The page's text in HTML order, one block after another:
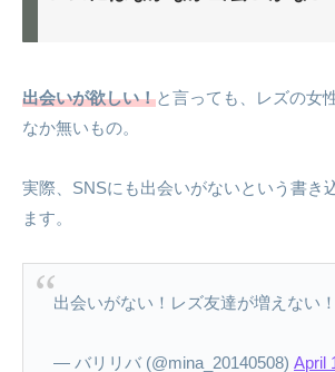
出会いが欲しい！と言っても、レズの女
なか無いもの。
実際、SNSにも出会いがないという書き
ます。
出会いがない！レズ友達が増えない
— バリリバ (@mina_20140508) April